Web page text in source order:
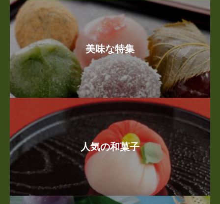
美味な特集
人気の和菓子